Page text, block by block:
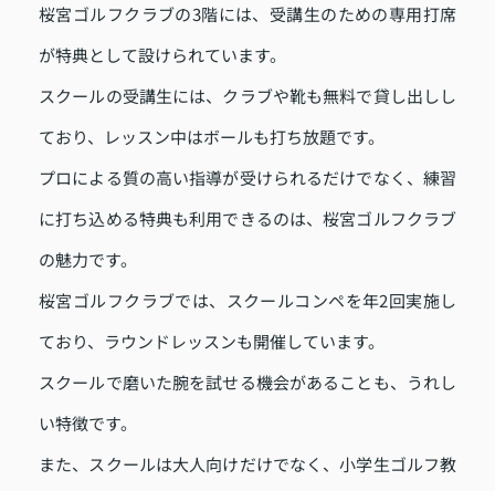
桜宮ゴルフクラブの3階には、受講生のための専用打席
が特典として設けられています。
スクールの受講生には、クラブや靴も無料で貸し出しし
ており、レッスン中はボールも打ち放題です。
プロによる質の高い指導が受けられるだけでなく、練習
に打ち込める特典も利用できるのは、桜宮ゴルフクラブ
の魅力です。
桜宮ゴルフクラブでは、スクールコンペを年2回実施し
ており、ラウンドレッスンも開催しています。
スクールで磨いた腕を試せる機会があることも、うれし
い特徴です。
また、スクールは大人向けだけでなく、小学生ゴルフ教